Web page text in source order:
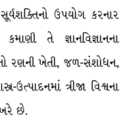
ઉપયોગ કરનાર
તે જ્ઞાનવિજ્ઞાનના
રણની ખેતી, જળ-સંશોધન,
ઉત્પાદનમાં ત્રીજા વિશ્વના
છે.